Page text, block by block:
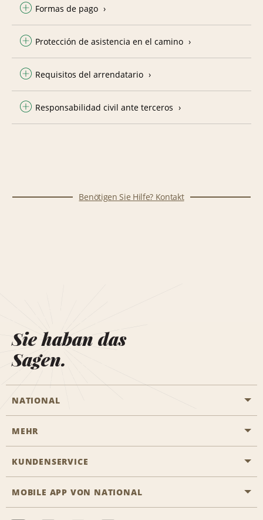
Formas de pago
Protección de asistencia en el camino
Requisitos del arrendatario
Responsabilidad civil ante terceros
Benötigen Sie Hilfe? Kontakt
Sie haban das
Sagen.
NATIONAL
Eine Reservierung vornehmen
Das Business Rental Programm
MEHR
Karriere
KUNDENSERVICE
Barrierefreiheit
MOBILE APP VON NATIONAL